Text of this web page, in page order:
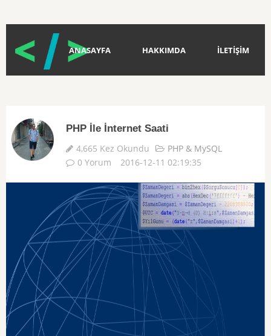
ANASAYFA HAKKIMDA İLETİŞİM
PHP İle İnternet Saati
4,665 Kez Okundu
PHP & MySQL
0 Yorum
2016-12-11 02:19:35